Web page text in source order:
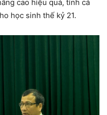
cao hiệu quả, tính cá
học sinh thế kỷ 21.